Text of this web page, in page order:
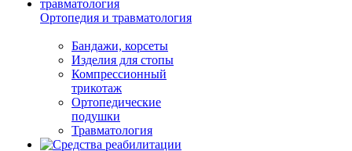
Ортопедия и травматология
Бандажи, корсеты
Изделия для стопы
Компрессионный
трикотаж
Ортопедические
подушки
Травматология